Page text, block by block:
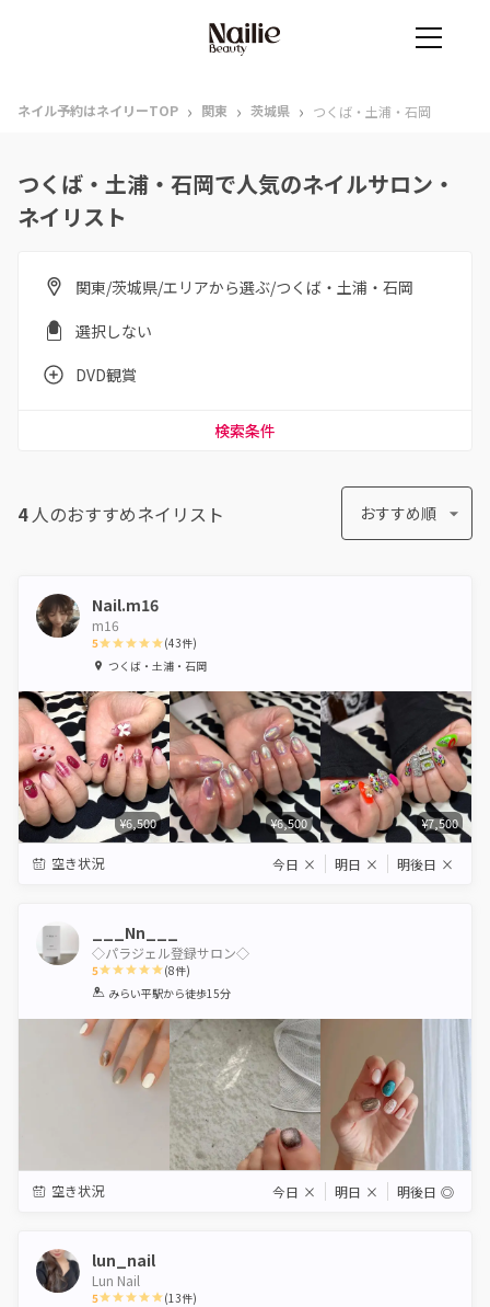
ネイル予約はネイリーTOP › 関東 › 茨城県 › つくば・土浦・石岡
つくば・土浦・石岡で人気のネイルサロン・
ネイリスト
関東/茨城県/エリアから選ぶ/つくば・土浦・石岡
選択しない
DVD観賞
検索条件
4人のおすすめネイリスト おすすめ順
Nail.m16
m16
5
1 2 3 4 5
(43件)
つくば・土浦・石岡
¥6,500 ¥6,500 ¥7,500
空き状況 今日 × 明日 × 明後日 ×
___Nn___
◇パラジェル登録サロン◇
5
1 2 3 4 5
(8件)
みらい平駅から徒歩15分
空き状況 今日 × 明日 × 明後日 ◎
lun_nail
Lun Nail
5 (13件)